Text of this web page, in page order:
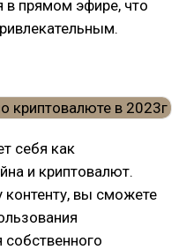
в прямом эфире, что
себя как
и криптовалют.
контенту, вы сможете